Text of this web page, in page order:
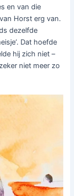
en van die
Horst erg van.
dezelfde
Dat hoefde
hij zich niet –
niet meer zo